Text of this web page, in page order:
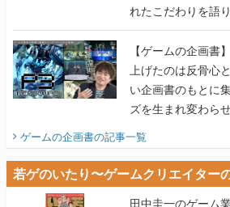
れたこだわりを語
画書】
【ゲームの企画書
上げたのは反骨心
い企画書のもとに
ズを生まれ変わら
ゲームの企画書の記事一覧
若ゲのいたり〜ゲームクリエイター
田中圭一のゲーム